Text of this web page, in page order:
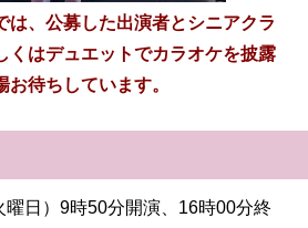
は、公募した出演者とシニアクラ
くはデュエットでカラオケを披露
お待ちしています。
日）9時50分開演、16時00分終